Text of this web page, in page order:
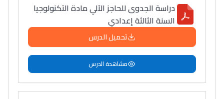
دراسة الجدوى للحاجز الآلي مادة التكنولوجيا
السنة الثالثة إعدادي
تحميل الدرس
مشاهدة الدرس